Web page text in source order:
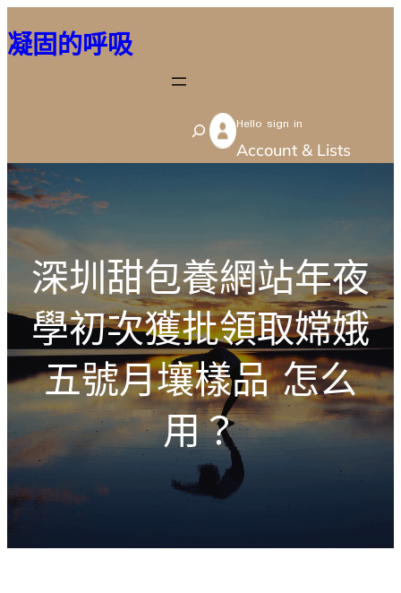
至
容
凝固的呼吸
S
e
h
Hello sign in
Account & Lists
深圳甜包養網站年夜
學初次獲批領取嫦娥
五號月壤樣品 怎么
用？